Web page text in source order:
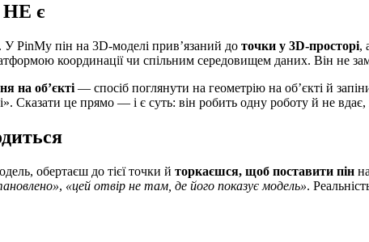
НЕ є
У PinMy пін на 3D-моделі прив’язаний до точки у 3D-просторі,
координації чи спільним середовищем даних. Він не
на об’єкті — спосіб поглянути на геометрію на об’єкті й
Сказати це прямо — і є суть: він робить одну роботу й не
обертаєш до тієї точки й торкаєшся, щоб поставити пін на
, «цей отвір не там, де його показує модель».